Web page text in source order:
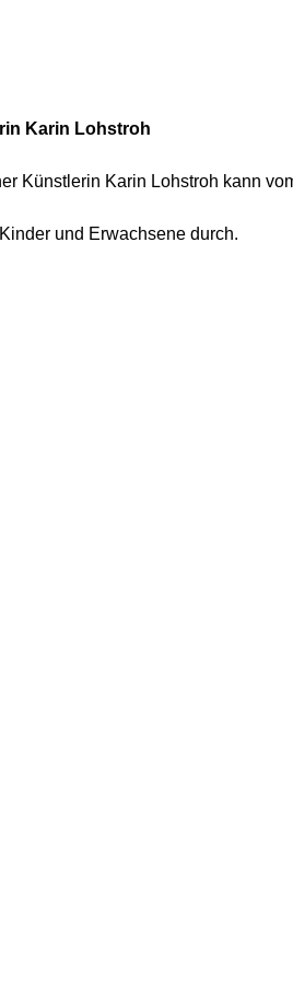
Karin Lohstroh
Künstlerin Karin Lohstroh kann
und Erwachsene durch.